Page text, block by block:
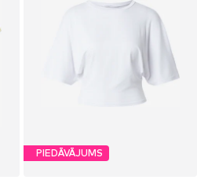
PIEDĀVĀJUMS